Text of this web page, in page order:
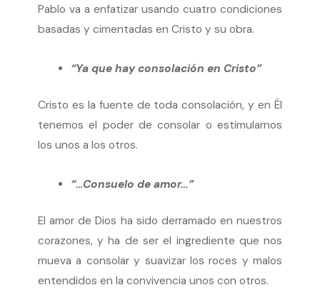
Pablo va a enfatizar usando cuatro condiciones
basadas y cimentadas en Cristo y su obra.
“Ya que hay consolación en Cristo”
Cristo es la fuente de toda consolación, y en Él
tenemos el poder de consolar o estimularnos
los unos a los otros.
“…Consuelo de amor…”
El amor de Dios ha sido derramado en nuestros
corazones, y ha de ser el ingrediente que nos
mueva a consolar y suavizar los roces y malos
entendidos en la convivencia unos con otros.